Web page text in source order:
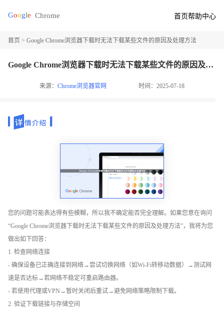
首页帮助中心
首页 > Google Chrome浏览器下载时无法下载某些文件的原因及处理方法
Google Chrome浏览器下载时无法下载某些文件的原因及处理方法
来源：Chrome浏览器官网 时间：2025-07-18
您的问题可能表达得有些模糊，所以我不确定能否完全理解。如果您意在询问
“Google Chrome浏览器下载时无法下载某些文件的原因及处理方法”，我将为您
做出如下回答：
1. 检查网络连接
- 确保设备已正确连接到网络→尝试切换网络（如Wi-Fi转移动数据）→测试网
速是否达标→若网络不稳定可重启路由器。
- 若使用代理或VPN→暂时关闭后重试→避免网络策略限制下载。
2. 验证下载链接与存储空间